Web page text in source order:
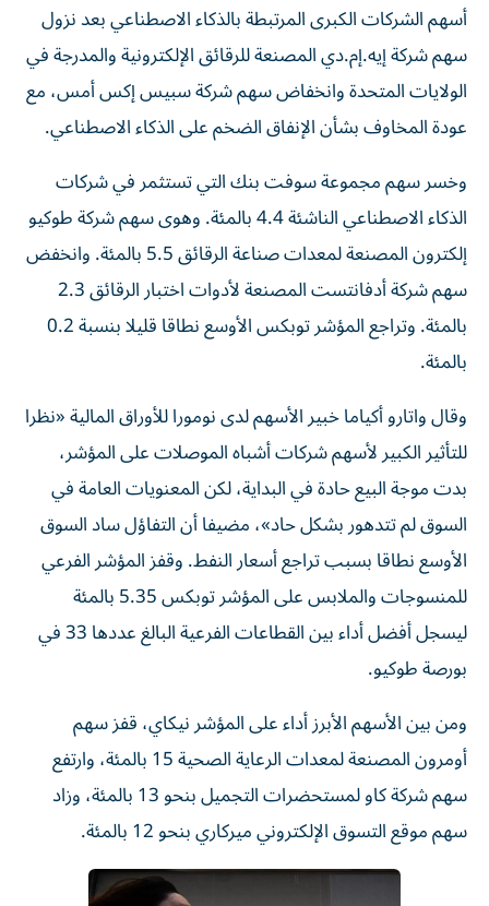
أسهم الشركات الكبرى المرتبطة بالذكاء الاصطناعي بعد نزول
سهم شركة إيه.إم.دي المصنعة للرقائق الإلكترونية والمدرجة في
الولايات المتحدة وانخفاض سهم شركة ​سبيس إكس أمس، مع
عودة المخاوف بشأن الإنفاق الضخم على ‌الذكاء الاصطناعي.
وخسر سهم مجموعة سوفت بنك التي تستثمر في شركات
الذكاء الاصطناعي الناشئة 4.4 بالمئة. وهوى سهم شركة طوكيو
إلكترون المصنعة لمعدات ⁠صناعة الرقائق 5.5 بالمئة. وانخفض
سهم شركة أدفانتست المصنعة لأدوات اختبار الرقائق 2.3
بالمئة. وتراجع المؤشر توبكس الأوسع نطاقا قليلا بنسبة 0.2
بالمئة.
وقال ​واتارو ‌أكياما خبير الأسهم لدى نومورا للأوراق المالية «نظرا
للتأثير الكبير ‌لأسهم شركات أشباه الموصلات على المؤشر،
بدت موجة البيع حادة في البداية، لكن المعنويات العامة في
السوق لم تتدهور بشكل حاد»، مضيفا أن ‌التفاؤل ساد السوق
‌الأوسع نطاقا بسبب تراجع أسعار النفط. وقفز ⁠المؤشر الفرعي
للمنسوجات والملابس على المؤشر توبكس ‌5.35 بالمئة
ليسجل أفضل أداء بين القطاعات الفرعية البالغ عددها 33 في
بورصة طوكيو.
ومن بين الأسهم الأبرز أداء على ⁠المؤشر نيكاي، قفز سهم
أومرون المصنعة لمعدات الرعاية الصحية ​15 بالمئة، وارتفع
سهم شركة كاو لمستحضرات التجميل بنحو 13 بالمئة، وزاد
سهم موقع التسوق الإلكتروني ميركاري بنحو 12 ⁠بالمئة.